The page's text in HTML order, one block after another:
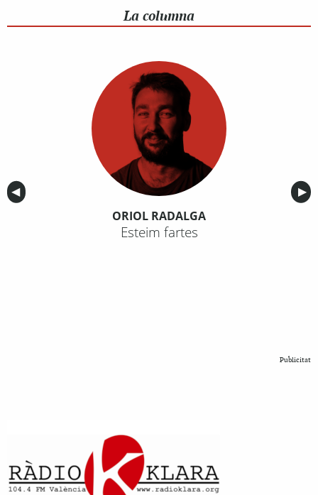
La columna
Anterior
◀︎ ▶︎
ORIOL RADALGA
Esteim fartes
Publicitat